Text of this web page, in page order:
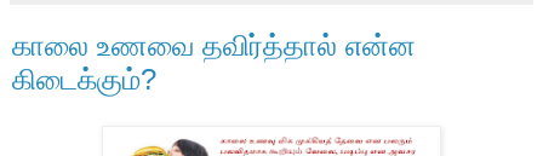
காலை உணவை தவிர்த்தால் என்ன
கிடைக்கும்?